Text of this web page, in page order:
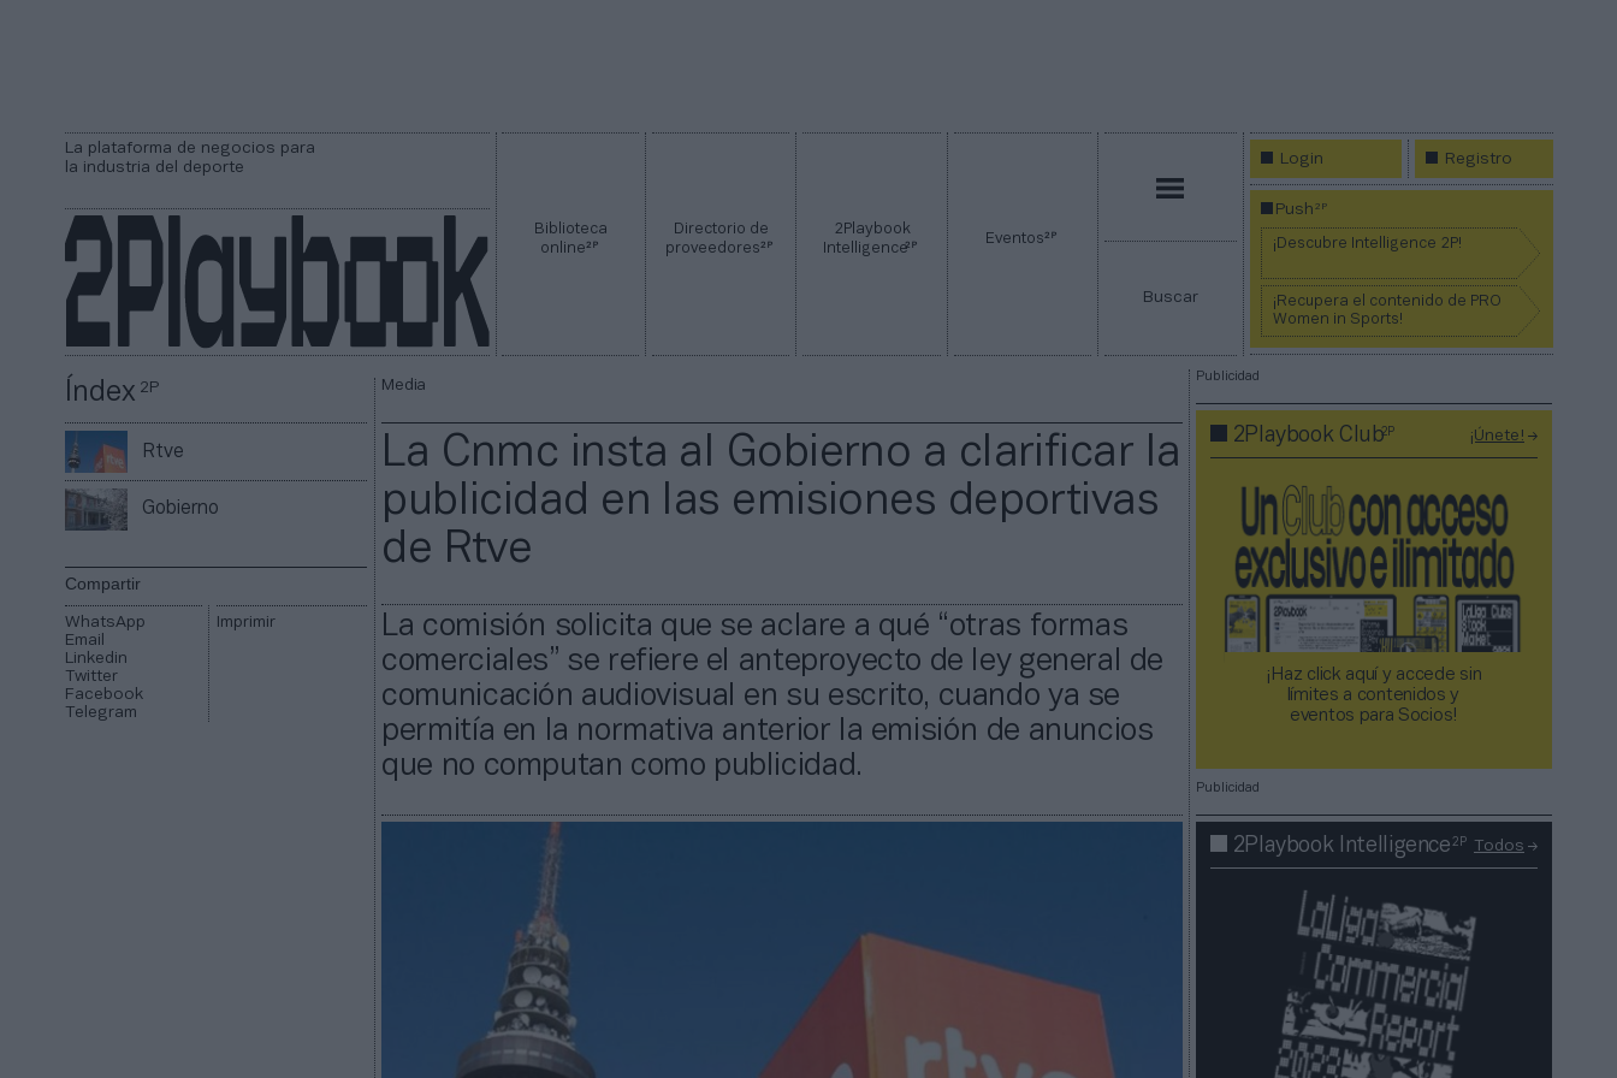
La plataforma de negocios para
la industria del deporte
Biblioteca
online2P
Directorio de
proveedores2P
2Playbook
Intelligence2P Eventos2P
Buscar
Login Registro
Push2P
¡Descubre Intelligence 2P!
¡Recupera el contenido de PRO
Women in Sports!
Índex2P
Rtve
Gobierno
Compartir
WhatsApp
Email
Linkedin
Twitter
Facebook
Telegram
Imprimir
Media
La Cnmc insta al Gobierno a clarificar la
publicidad en las emisiones deportivas
de Rtve
La comisión solicita que se aclare a qué “otras formas
comerciales” se refiere el anteproyecto de ley general de
comunicación audiovisual en su escrito, cuando ya se
permitía en la normativa anterior la emisión de anuncios
que no computan como publicidad.
Publicidad
2Playbook Club2P ¡Únete!
¡Haz click aquí y accede sin
límites a contenidos y
eventos para Socios!​​​​​​​
Publicidad
2Playbook Intelligence2P Todos